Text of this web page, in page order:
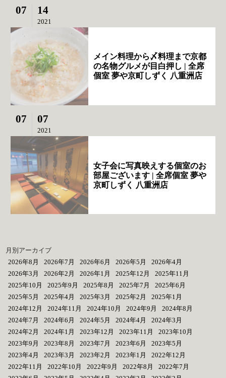
07 14
2021
メイン料理から〆料理まで京都
の名物グルメが目白押し | 全席
個室 夢や京町しずく 八重洲店
07 07
2021
女子会に写真映えする個室のお
部屋ございます | 全席個室 夢や
京町しずく 八重洲店
月別アーカイブ
2026年8月
2026年7月 2026年6月 2026年5月
2026年4月
2026年3月
2026年2月 2026年1月 2025年12月
2025年11月
2025年10月
2025年9月 2025年8月 2025年7月
2025年6月
2025年5月
2025年4月 2025年3月 2025年2月
2025年1月
2024年12月
2024年11月 2024年10月 2024年9月
2024年8月
2024年7月
2024年6月 2024年5月 2024年4月
2024年3月
2024年2月
2024年1月 2023年12月 2023年11月
2023年10月
2023年9月
2023年8月 2023年7月 2023年6月
2023年5月
2023年4月
2023年3月 2023年2月 2023年1月
2022年12月
2022年11月
2022年10月 2022年9月 2022年8月
2022年7月